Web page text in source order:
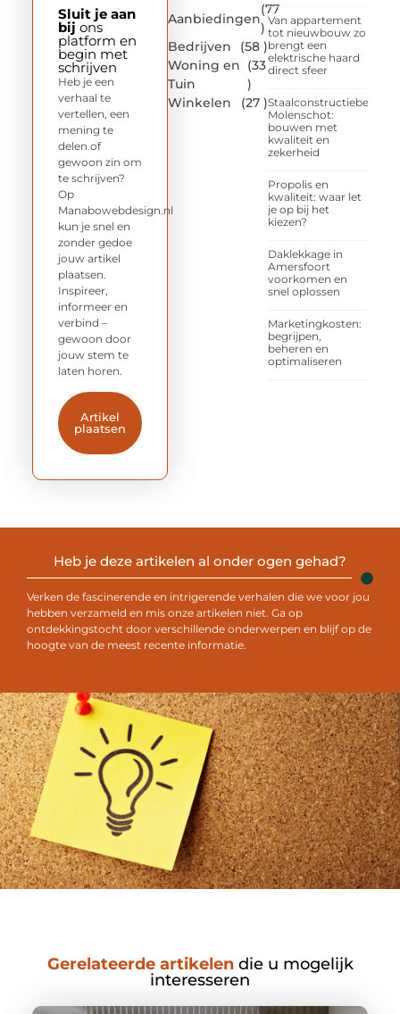
Aanbiedingen
(77
)
Bedrijven
(58 )
Woning en
Tuin
(33
)
Winkelen
(27 )
Van appartement
tot nieuwbouw zo
brengt een
elektrische haard
direct sfeer
Staalconstructiebedrijf
Molenschot:
bouwen met
kwaliteit en
zekerheid
Propolis en
kwaliteit: waar let
je op bij het
kiezen?
Daklekkage in
Amersfoort
voorkomen en
snel oplossen
Marketingkosten:
begrijpen,
beheren en
optimaliseren
Sluit je aan
bij ons
platform en
begin met
schrijven
Heb je een
verhaal te
vertellen, een
mening te
delen of
gewoon zin om
te schrijven?
Op
Manabowebdesign.nl
kun je snel en
zonder gedoe
jouw artikel
plaatsen.
Inspireer,
informeer en
verbind –
gewoon door
jouw stem te
laten horen.
Artikel
plaatsen
Heb je deze artikelen al onder ogen gehad?
Verken de fascinerende en intrigerende verhalen die we voor jou
hebben verzameld en mis onze artikelen niet. Ga op
ontdekkingstocht door verschillende onderwerpen en blijf op de
hoogte van de meest recente informatie.
Gerelateerde artikelendie u mogelijk
interesseren